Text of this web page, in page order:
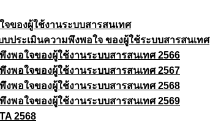
ของผู้ใช้งานระบบสารสนเทศ
บประเมินความพึงพอใจ ของผู้ใช้ระบบสารสนเทศ
งพอใจของผู้ใช้งานระบบสารสนเทศ 2566
งพอใจของผู้ใช้งานระบบสารสนเทศ 2567
งพอใจของผู้ใช้งานระบบสารสนเทศ 2568
งพอใจของผู้ใช้งานระบบสารสนเทศ 2569
2568